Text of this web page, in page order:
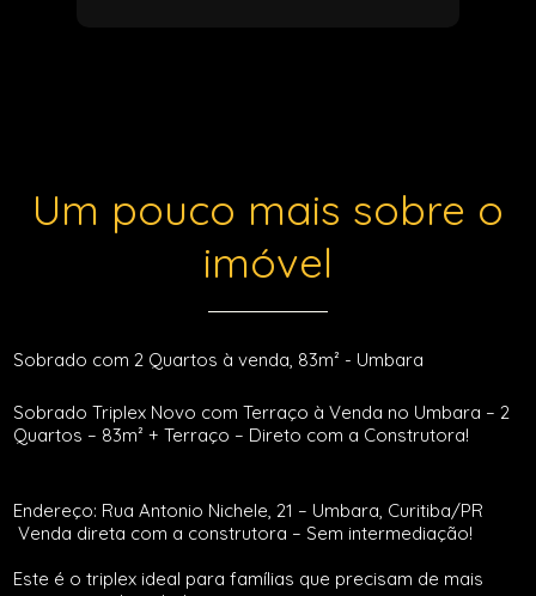
Um pouco mais sobre o
imóvel
Sobrado com 2 Quartos à venda, 83m² - Umbara
Sobrado Triplex Novo com Terraço à Venda no Umbara – 2
Quartos – 83m² + Terraço – Direto com a Construtora!
Endereço: Rua Antonio Nichele, 21 – Umbara, Curitiba/PR
Venda direta com a construtora – Sem intermediação!
Este é o triplex ideal para famílias que precisam de mais